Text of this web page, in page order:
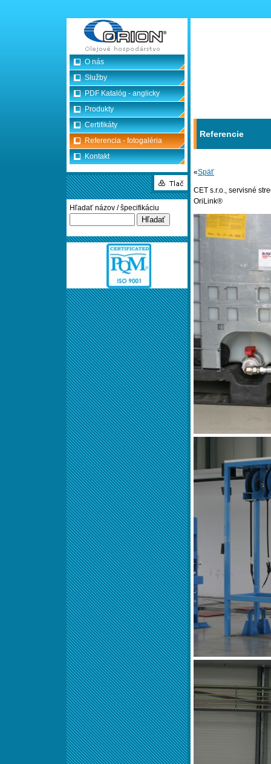
O nás
Služby
PDF Katalóg - anglicky
Produkty
Certifikáty
Referencia - fotogaléria
Kontakt
Hľadať názov / špecifikáciu
Referencie
«Späť
CET s.r.o., servisné
OriLink®